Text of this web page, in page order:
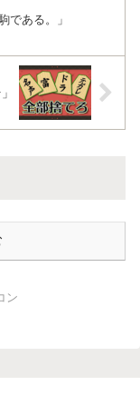
である。」
ン